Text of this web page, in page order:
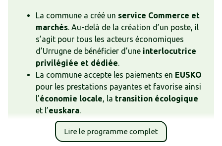
La commune a créé un service Commerce et
marchés. Au-delà de la création d’un poste, il
s’agit pour tous les acteurs économiques
d’Urrugne de bénéficier d’une interlocutrice
privilégiée et dédiée.
La commune accepte les paiements en EUSKO
pour les prestations payantes et favorise ainsi
l’économie locale, la transition écologique
et l’euskara.
Lire le programme complet